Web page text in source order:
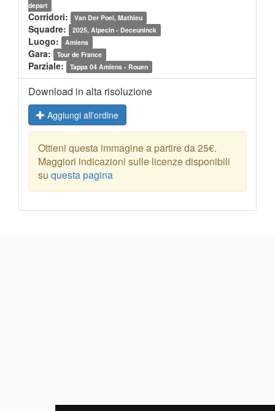
depart
Corridori: Van Der Poel, Mathieu
Squadre: 2025, Alpecin - Deceuninck
Luogo: Amiens
Gara: Tour de France
Parziale: Tappa 04 Amiens - Rouen
Download in alta risoluzione
Aggiungi all'ordine
Ottieni questa immagine a partire da 25€.
Maggiori indicazioni sulle licenze disponibili
su questa pagina